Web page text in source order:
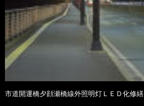
市道開運橋夕顔瀬橋線外照明灯ＬＥＤ化修繕